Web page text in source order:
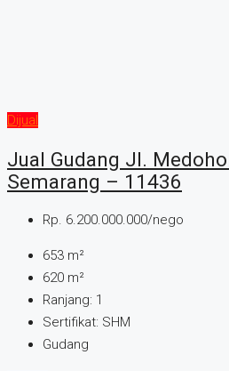
Dijual
Jual Gudang Jl.
Semarang – 11436
Rp. 6.200.000.000/nego
653 m²
620 m²
Ranjang: 1
Sertifikat: SHM
Gudang